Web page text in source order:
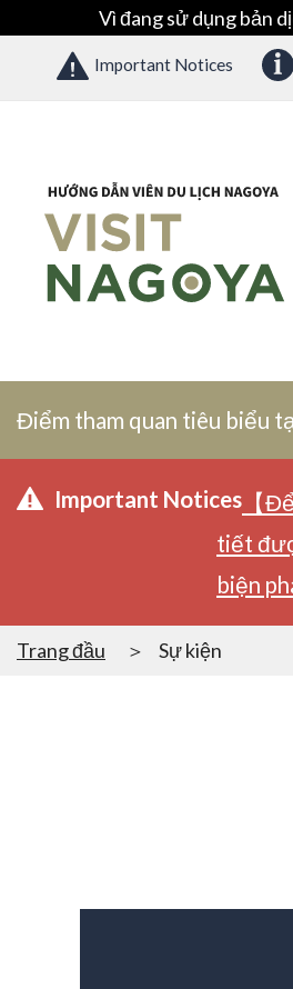
Vì đang sử dụng bản
Important Notices
Điểm tham quan tiêu biểu
Important Notices 【
tiết
biện
Trang đầu Sự kiện